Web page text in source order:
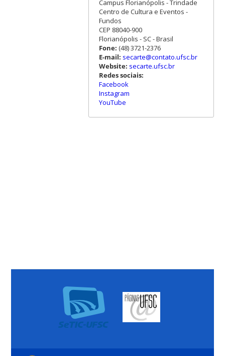
Campus Florianópolis - Trindade
Centro de Cultura e Eventos -
Fundos
CEP 88040-900
Florianópolis - SC - Brasil
Fone: (48) 3721-2376
E-mail: secarte@contato.ufsc.br
Website: secarte.ufsc.br
Redes sociais:
Facebook
Instagram
YouTube